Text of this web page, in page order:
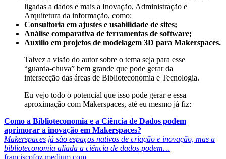
ligadas a dados e mais a Inovação, Administração e
Arquitetura da informação, como:
Consultoria em ajustes e usabilidade de sites;
Análise comparativa de ferramentas de software;
Auxílio em projetos de modelagem 3D para Makerspaces.
Talvez a visão do autor sobre o tema seja para esse
“guarda-chuva” bem grande que pode gerar da
intersecção das áreas de Biblioteconomia e Tecnologia.
Eu vejo todo o potencial que isso pode gerar e essa
aproximação com Makerspaces, até eu mesmo já fiz:
Como a Biblioteconomia e a Ciência de Dados podem
aprimorar a inovação em Makerspaces?
Makerspaces já são espaços nativos de criação e inovação, mas a
biblioteconomia aliada a ciência de dados podem…